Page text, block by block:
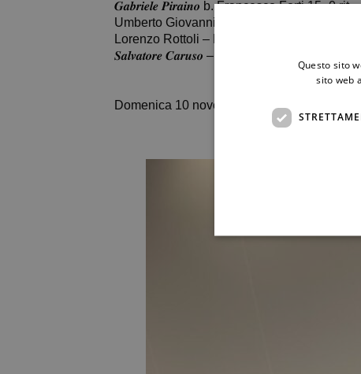
𝑮𝒂𝒃𝒓𝒊𝒆𝒍𝒆 𝑷𝒊𝒓𝒂𝒊𝒏𝒐 b. Francesco Forti 15- 0 rit.
Umberto Giovannini b. 𝑹𝒊𝒄𝒄𝒂𝒓𝒅𝒐 𝑺𝒖𝒓𝒂𝒏𝒐 5-7
Lorenzo Rottoli – Pietro Ricci b. 𝑹𝒊𝒄𝒄𝒂𝒓𝒅𝒐
𝑺𝒂𝒍𝒗𝒂𝒕𝒐𝒓𝒆 𝑪𝒂𝒓𝒖𝒔𝒐 – 𝘼𝙡𝙚𝙨𝙨𝙖𝙣𝙙𝙧𝙤
Domenica 10 novembre chiusura del
Questo sito
sito web